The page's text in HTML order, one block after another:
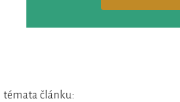
témata článku: